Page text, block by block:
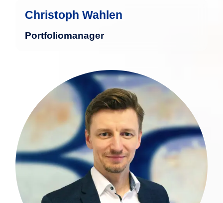
Christoph Wahlen
Portfoliomanager
Marcel Roßmeisel bringt eine fundierte
juristische Ausbildung im Bereich des
internationalen Wirtschaftsrechts mit
und verfügte über eine langjährige
Berufserfahrung in unionsweit tätigen
Unternehmen. Nach seiner
Offiziersausbildung 2001 und der
Qualifikation zum
Versicherungsfachmann im Jahr 2005